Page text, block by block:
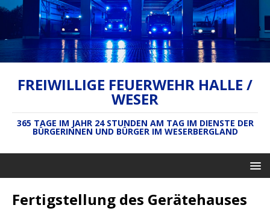
FREIWILLIGE FEUERWEHR HALLE /
WESER
365 TAGE IM JAHR 24 STUNDEN AM TAG IM DIENSTE DER
BÜRGERINNEN UND BÜRGER IM WESERBERGLAND
Fertigstellung des Gerätehauses